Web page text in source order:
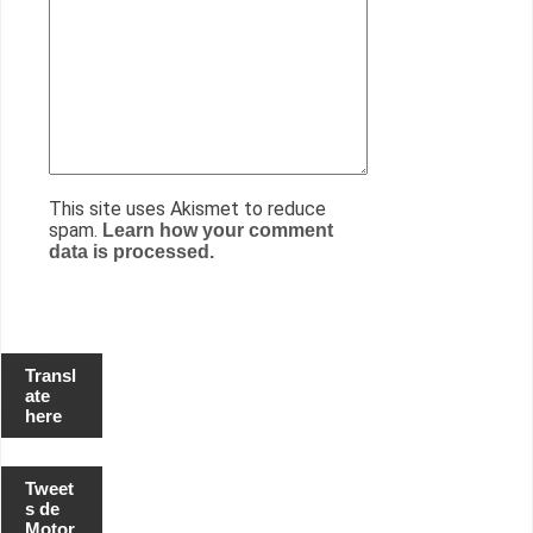
This site uses Akismet to reduce
spam. Learn how your comment
data is processed.
Transl
ate
here
Tweet
s de
Motor